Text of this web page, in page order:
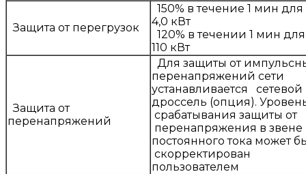
Защита от перегрузок
150% в течение 1 мин для
4,0 кВт
120% в течении 1 мин для
110 кВт
Защита от
перенапряжений
Для защиты от
перенапряжений сети
устанавливается сетевой
дроссель (опция).
срабатывания защиты от
перенапряжения в звене
постоянного тока может
скорректирован
пользователем